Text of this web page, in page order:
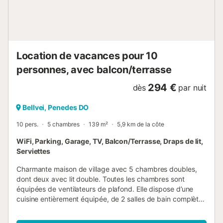
Location de vacances pour 10
personnes, avec balcon/terrasse
dès 294 € par nuit
Bellvei, Penedes DO
10 pers. 5 chambres 139 m² 5,9 km de la côte
WiFi, Parking, Garage, TV, Balcon/Terrasse, Draps de lit,
Serviettes
Charmante maison de village avec 5 chambres doubles,
dont deux avec lit double. Toutes les chambres sont
équipées de ventilateurs de plafond. Elle dispose d’une
cuisine entièrement équipée, de 2 salles de bain complètes
également un espace barbecue et un parking inclus.